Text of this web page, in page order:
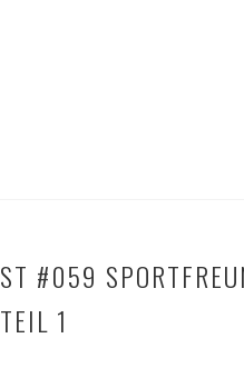
ST #059
TEIL 1